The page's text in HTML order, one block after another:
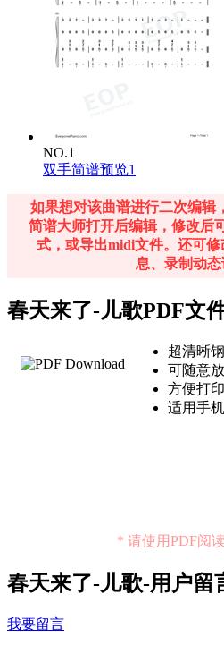
NO.1
双手简谱预览1
如果想对该曲谱进行二次编辑
简谱大师打开后编辑，修改后
式，或导出midi文件。还可
息、录制动态
春天来了-儿歌PDF文
超清晰
可随意
方便打
适用手
* 请使用PDF阅
春天来了-儿歌-用户留
我要留言